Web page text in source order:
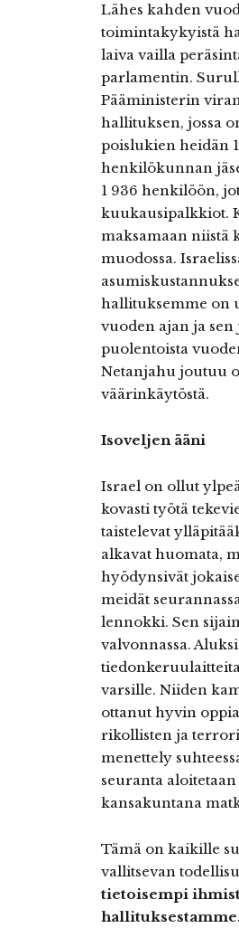
Lähes kahden
toimintakykyistä
laiva vailla
parlamentin.
Pääministerin
hallituksen, jossa
poislukien heidän
henkilökunnan
1 936 henkilöön,
kuukausipalkkiot.
maksamaan niistä
muodossa.
hallituksemme on
vuoden ajan ja
puolentoista
Netanjahu joutuu
väärinkäytöstä.
Isoveljen ääni
Israel on ollut
kovasti työtä
taistelevat
alkavat huomata,
hyödynsivät
meidät
lennokki. Sen
valvonnassa.
varsille. Niiden
ottanut hyvin
rikollisten ja
menettely
seuranta
kansakuntana
Tämä on kaikille
vallitsevan
tietoisempi